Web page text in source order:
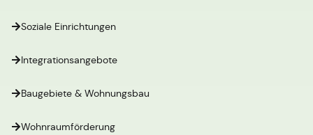
Soziale Einrichtungen
Integrationsangebote
Baugebiete & Wohnungsbau
Wohnraumförderung